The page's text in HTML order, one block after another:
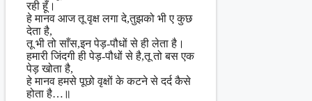
रही हूँ।
हे मानव आज तू वृक्ष लगा दे,तुझको भी ए कुछ
देता है,
तू भी तो साँस,इन पेड़-पौधों से ही लेता है।
हमारी जिंदगी ही पेड़-पौधों से है,तू तो बस एक
पेड़ खोता है,
हे मानव हमसे पूछो वृक्षों के कटने ‌से दर्द कैसे
होता है…॥